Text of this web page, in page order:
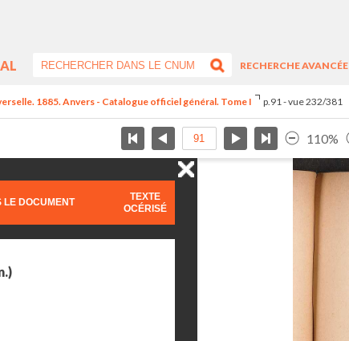
RECHERCHE AVANCÉE
1885. Anvers - Catalogue officiel général. Tome I p.91 - vue 232/381
110%
LE DOCUMENT
TEXTE
OCÉRISÉ